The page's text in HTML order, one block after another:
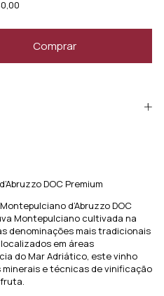
DOC Premium
d’Abruzzo DOC
Montepulciano cultivada na
denominações mais tradicionais
em áreas
do Mar Adriático, este vinho
minerais e técnicas de vinificação